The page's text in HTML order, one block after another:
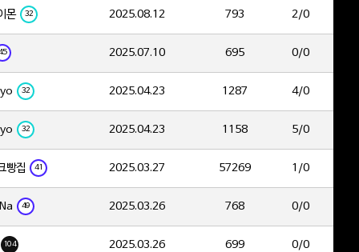
몬 32 2025.08.12 793 2/0
2025.07.10 695 0/0
32 2025.04.23 1287 4/0
32 2025.04.23 1158 5/0
빵집 41 2025.03.27 57269 1/0
49 2025.03.26 768 0/0
104 2025.03.26 699 0/0